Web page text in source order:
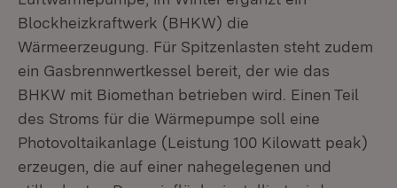
Blockheizkraftwerk (BHKW) die
Wärmeerzeugung. Für Spitzenlasten steht zudem
ein Gasbrennwertkessel bereit, der wie das
BHKW mit Biomethan betrieben wird. Einen Teil
des Stroms für die Wärmepumpe soll eine
Photovoltaikanlage (Leistung 100 Kilowatt peak)
erzeugen, die auf einer nahegelegenen und